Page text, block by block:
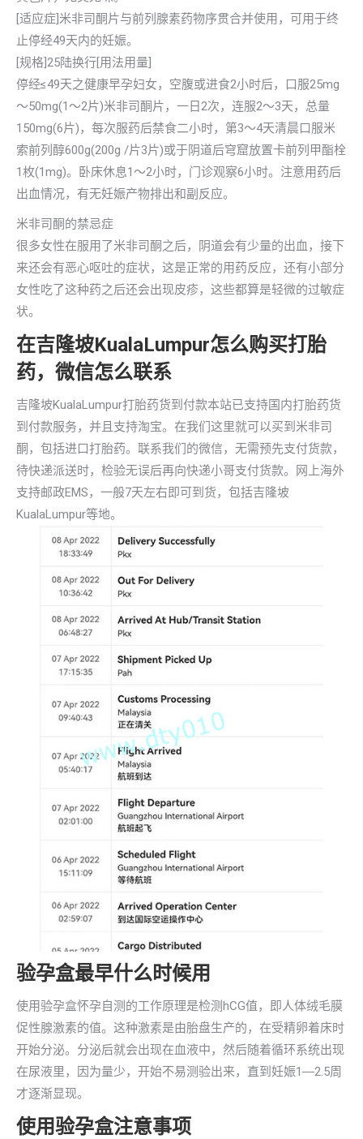
[适应症]米非司酮片与前列腺素药物序贯合并使用，可用于终
止停经49天内的妊娠。
[规格]25陆换行[用法用量]
停经≤49天之健康早孕妇女，空腹或进食2小时后，口服25mg
～50mg(1～2片)米非司酮片，一日2次，连服2～3天，总量
150mg(6片)，每次服药后禁食二小时，第3～4天清晨口服米
索前列醇600g(200g /片3片)或于阴道后穹窟放置卡前列甲酯栓
1枚(1mg)。卧床休息1～2小时，门诊观察6小时。注意用药后
出血情况，有无妊娠产物排出和副反应。
米非司酮的禁忌症
很多女性在服用了米非司酮之后，阴道会有少量的出血，接下
来还会有恶心呕吐的症状，这是正常的用药反应，还有小部分
女性吃了这种药之后还会出现皮疹，这些都算是轻微的过敏症
状。
在吉隆坡KualaLumpur怎么购买打胎
药，微信怎么联系
吉隆坡KualaLumpur打胎药货到付款本站已支持国内打胎药货
到付款服务，并且支持淘宝。在我们这里就可以买到米非司
酮，包括进口打胎药。联系我们的微信，无需预先支付货款，
待快递派送时，检验无误后再向快递小哥支付货款。网上海外
支持邮政EMS，一般7天左右即可到货，包括吉隆坡
KualaLumpur等地。
验孕盒最早什么时候用
使用验孕盒怀孕自测的工作原理是检测hCG值，即人体绒毛膜
促性腺激素的值。这种激素是由胎盘生产的，在受精卵着床时
开始分泌。分泌后就会出现在血液中，然后随着循环系统出现
在尿液里，因为量少，开始不易测验出来，直到妊娠1―2.5周
才逐渐显现。
使用验孕盒注意事项